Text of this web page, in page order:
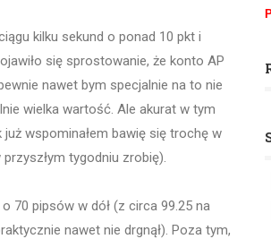
kilku sekund o ponad 10 pkt i
się sprostowanie, że konto AP
nawet bym specjalnie na to nie
wielka wartość. Ale akurat w tym
wspominałem bawię się trochę w
tygodniu zrobię).
70 pipsów w dół (z circa 99.25 na
nawet nie drgnął). Poza tym,